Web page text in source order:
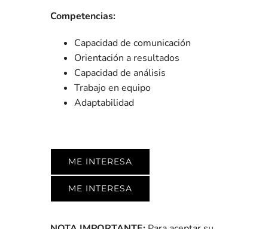
Competencias:
Capacidad de comunicación
Orientación a resultados
Capacidad de análisis
Trabajo en equipo
Adaptabilidad
ME INTERESA
ME INTERESA